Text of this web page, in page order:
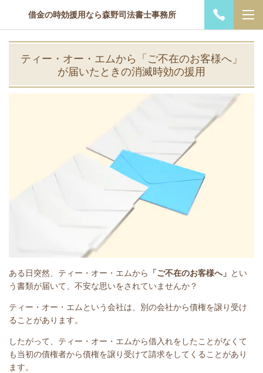
借金の時効援用なら森野司法書士事務所
ティー・オー・エムから「ご不在のお客様へ」
が届いたときの消滅時効の援用
ある日突然、ティー・オー・エムから 「ご不在のお客様へ」 とい
う書類が届いて、不安な思いをされていませんか？
ティー・オー・エムという会社は、別の会社から債権を譲り受け
ることがあります。
したがって、ティー・オー・エムから借入れをしたことがなくて
も当初の債権者から債権を譲り受けて請求をしてくることがあり
ます。